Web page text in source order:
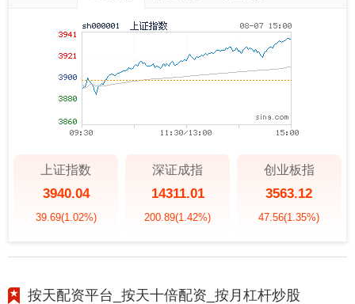
上证指数
3940.04
39.69(1.02%)
深证成指
14311.01
200.89(1.42%)
创业板指
3563.12
47.56(1.35%)
按天配资平台_按天十倍配资_按月杠杆炒股